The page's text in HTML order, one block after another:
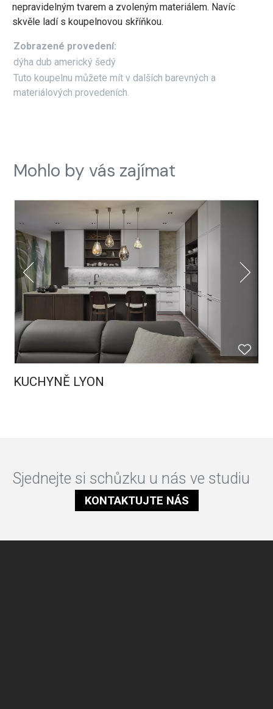
nepravidelným tvarem a zvoleným materiálem. Navíc
skvěle ladí s koupelnovou skříňkou.
Zobrazené provedení:
dýha dub americký šedý
Tuto koupelnu můžete mít v dalších barevných a
materiálových provedeních.
Mohlo by vás zajímat
KUCHYNĚ LYON
Sjednejte si schůzku u nás ve studiu
KONTAKTUJTE NÁS